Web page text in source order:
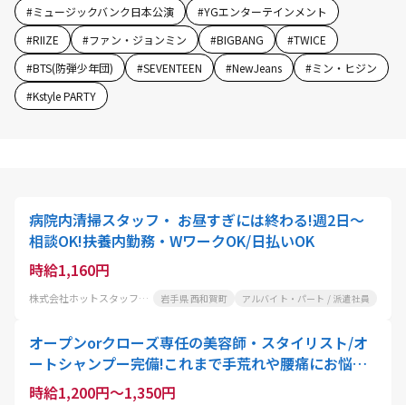
#ミュージックバンク日本公演 #YGエンターテインメント
#RIIZE #ファン・ジョンミン #BIGBANG #TWICE
#BTS(防弾少年団) #SEVENTEEN #NewJeans #ミン・ヒジン
#Kstyle PARTY
病院内清掃スタッフ・ お昼すぎには終わる!週2日〜
相談OK!扶養内勤務・WワークOK/日払いOK
時給1,160円
株式会社ホットスタッフ岩手 岩手県 西和賀町 アルバイト・パート / 派遣社員
オープンorクローズ専任の美容師・スタイリスト/オ
ートシャンプー完備!これまで手荒れや腰痛にお悩み
の美容師さんにも大好評
時給1,200円～1,350円